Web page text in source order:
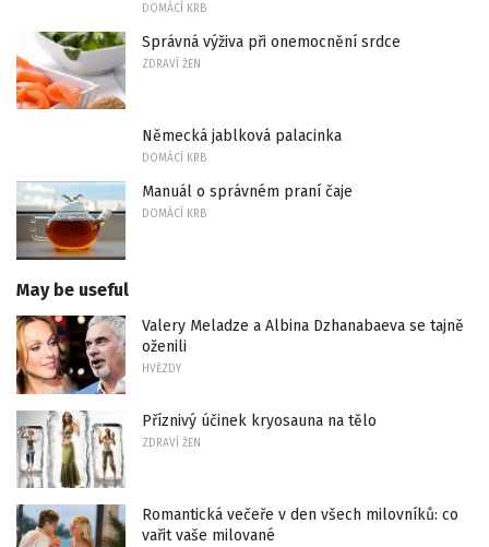
DOMÁCÍ KRB
Správná výživa při onemocnění srdce
ZDRAVÍ ŽEN
Německá jablková palacinka
DOMÁCÍ KRB
Manuál o správném praní čaje
DOMÁCÍ KRB
May be useful
Valery Meladze a Albina Dzhanabaeva se tajně
oženili
HVĚZDY
Příznivý účinek kryosauna na tělo
ZDRAVÍ ŽEN
Romantická večeře v den všech milovníků: co
vařit vaše milované